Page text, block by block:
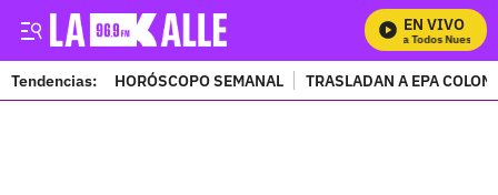
EN VIVO
Mira Todos Nuestros
Tendencias: HORÓSCOPO SEMANAL TRASLADAN A EPA